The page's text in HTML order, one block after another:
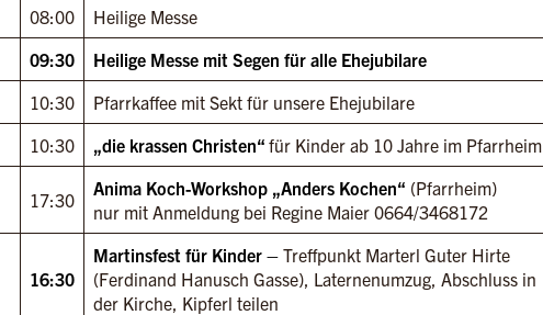
08:00
Heilige Messe
09:30
Heilige Messe mit Segen für alle Ehejubilare
10:30
Pfarrkaffee mit Sekt für unsere Ehejubilare
10:30
„die krassen Christen“ für Kinder ab 10 Jahre im Pfarrheim
17:30
Anima Koch-Workshop „Anders Kochen“ (Pfarrheim)
nur mit Anmeldung bei Regine Maier 0664/3468172
16:30
Martinsfest für Kinder –Treffpunkt Marterl Guter Hirte
(Ferdinand Hanusch Gasse), Laternenumzug, Abschluss in
der Kirche, Kipferl teilen